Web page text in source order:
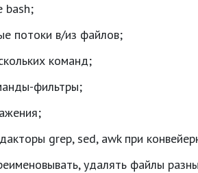
bash;
потоки в/из файлов;
команд;
фильтры;
grep, sed, awk при
удалять файлы